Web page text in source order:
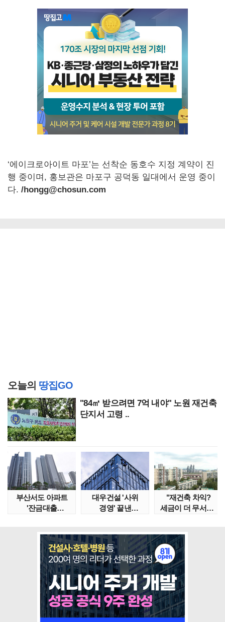
‘에이크로아이트 마포’는 선착순 동호수 지정 계약이 진
행 중이며, 홍보관은 마포구 공덕동 일대에서 운영 중이
다. /hongg@chosun.com
오늘의 땅집GO
"84㎡ 받으려면 7억 내야" 노원 재건축
단지서 고령 ..
부산서도 아파트
'잔금대출
대우건설 '사위
경영' 끝낸
"재건축 차익?
세금이 더 무서워"